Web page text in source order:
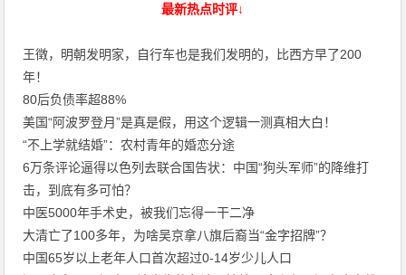
最新热点时评↓
王徵，明朝发明家，自行车也是我们发明的，比西方早了200
年！
80后负债率超88%
美国“阿波罗登月”是真是假，用这个逻辑一测真相大白！
“不上学就结婚”：农村青年的婚恋分途
6万条评论逼得以色列去联合国告状：中国“狗头军师”的降维打
击，到底有多可怕？
中医5000年手术史，被我们忘得一干二净
大清亡了100多年，为啥吴京拿八旗后裔当“金字招牌”？
中国65岁以上老年人口首次超过0-14岁少儿人口